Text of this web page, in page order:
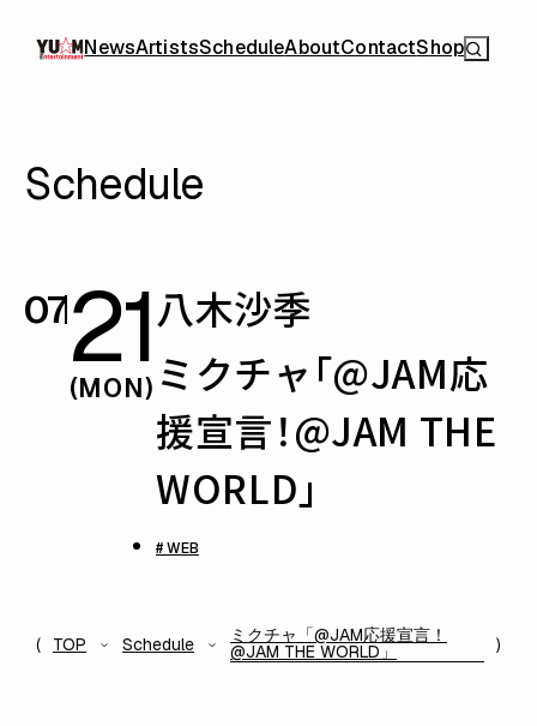
NewsArtistsScheduleAboutContactShop
Schedule
0721
(MON)
八木沙季
ミクチャ「@JAM応
援宣言！@JAM THE
WORLD」
# WEB
TOP Schedule ミクチャ「@JAM応援宣言！
@JAM THE WORLD」